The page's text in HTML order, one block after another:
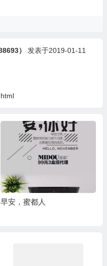
）
发表于2019-01-11
早安，蜜都人